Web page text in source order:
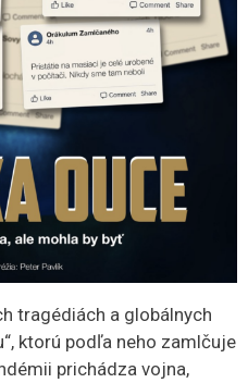
tragédiách a globálnych
ktorú podľa neho zamlčuje
prichádza vojna,